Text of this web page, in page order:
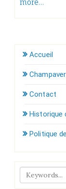
more…
Accueil
Contact
Historique
Politique